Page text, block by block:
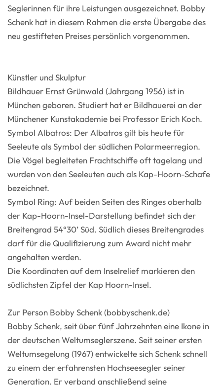
Seglerinnen für ihre Leistungen ausgezeichnet. Bobby
Schenk hat in diesem Rahmen die erste Übergabe des
neu gestifteten Preises persönlich vorgenommen.
Künstler und Skulptur
Bildhauer Ernst Grünwald (Jahrgang 1956) ist in
München geboren. Studiert hat er Bildhauerei an der
Münchener Kunstakademie bei Professor Erich Koch.
Symbol Albatros: Der Albatros gilt bis heute für
Seeleute als Symbol der südlichen Polarmeerregion.
Die Vögel begleiteten Frachtschiffe oft tagelang und
wurden von den Seeleuten auch als Kap-Hoorn-Schafe
bezeichnet.
Symbol Ring: Auf beiden Seiten des Ringes oberhalb
der Kap-Hoorn-Insel-Darstellung befindet sich der
Breitengrad 54°30’ Süd. Südlich dieses Breitengrades
darf für die Qualifizierung zum Award nicht mehr
angehalten werden.
Die Koordinaten auf dem Inselrelief markieren den
südlichsten Zipfel der Kap Hoorn-Insel.
Zur Person Bobby Schenk (bobbyschenk.de)
Bobby Schenk, seit über fünf Jahrzehnten eine Ikone in
der deutschen Weltumseglerszene. Seit seiner ersten
Weltumsegelung (1967) entwickelte sich Schenk schnell
zu einem der erfahrensten Hochseesegler seiner
Generation. Er verband anschließend seine